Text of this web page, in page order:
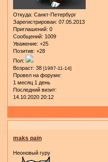
Откуда: Санкт-Петербург
Зарегистрирован: 07.05.2013
Приглашений: 0
Сообщений: 1009
Уважение: +25
Позитив: +28
Пол:
Возраст: 38 [1987-11-14]
Провел на форуме:
1 месяц 1 день
Последний визит:
14.10.2020 20:12
maks pain
Неоновый гуру